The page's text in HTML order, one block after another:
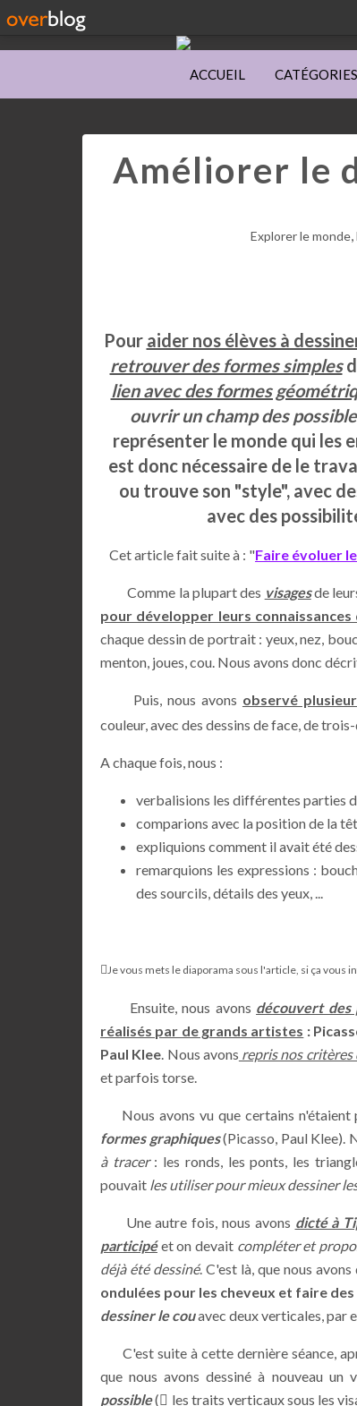
ACCUEIL CATÉGORIES
Améliorer le
Explorer le monde,
Pour aider nos élèves à
retrouver des formes simples
lien avec des formes
ouvrir un champ des
représenter le monde qui les
est donc nécessaire de le
ou trouve son "style", avec
avec des
Cet article fait suite à : "Faire évoluer
Comme la plupart des visagesde
pour développer leurs
chaque dessin de portrait : yeux, nez,
menton, joues, cou. Nous avons donc
Puis, nous avons observé
couleur, avec des dessins de face, de
A chaque fois, nous :
verbalisions les différentes parties
comparions avec la position de la
expliquions comment il avait été
remarquions les expressions :
des sourcils, détails des yeux, ...
Je vous mets le diaporama sous l'article, si ça vous
Ensuite, nous avons découvert des
réalisés par de grands artistes :
Paul Klee. Nous avons repris nos
et parfois torse.
Nous avons vu que certains n'étaient
formes graphiques(Picasso, Paul Klee).
à tracer: les ronds, les ponts, les
pouvait les utiliser pour mieux dessiner
Une autre fois, nous avons dicté à
participéet on devait compléter et
déjà été dessiné. C'est là, que nous
ondulées pour les cheveux et faire
dessiner le couavec deux verticales, par
C'est suite à cette dernière séance,
que nous avons dessiné à nouveau un
possible( les traits verticaux sous les